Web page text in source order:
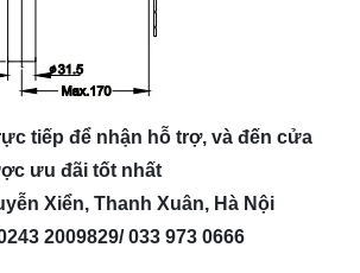
tiếp để nhận hỗ trợ, và đến cửa
ưu đãi tốt nhất
Xiển, Thanh Xuân, Hà Nội
2009829/ 033 973 0666